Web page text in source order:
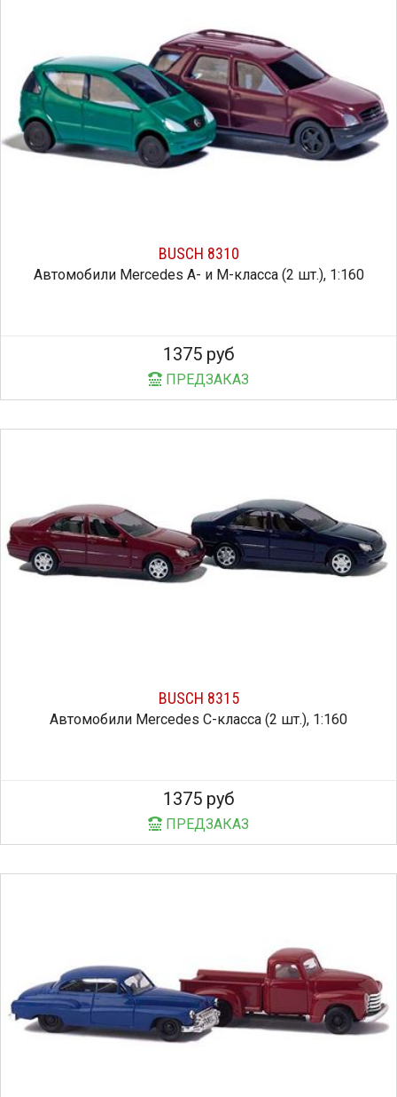
BUSCH 8310
Автомобили Mercedes A- и M-класса (2 шт.), 1:160
1375 руб
ПРЕДЗАКАЗ
BUSCH 8315
Автомобили Mercedes C-класса (2 шт.), 1:160
1375 руб
ПРЕДЗАКАЗ